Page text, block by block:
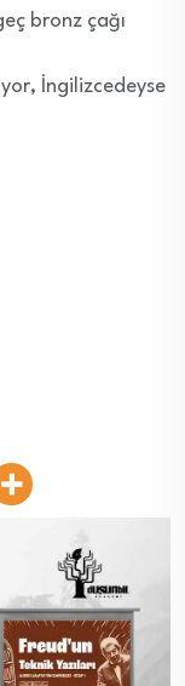
bronz çağı
İngilizcedeyse